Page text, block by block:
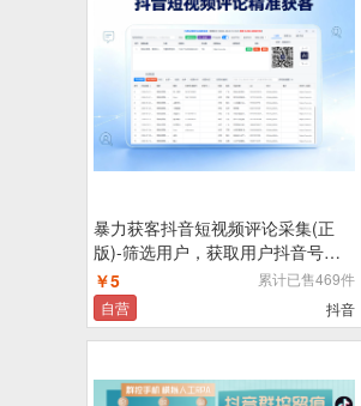
暴力获客抖音短视频评论采集(正
版)-筛选用户，获取用户抖音号、
电话号
￥5
累计已售469件
自营
抖音